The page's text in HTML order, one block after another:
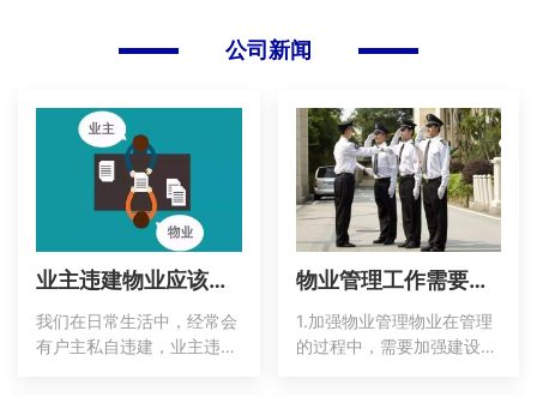
公司新闻
业主违建物业应该怎样来处理呢？
我们在日常生活中，经常会
有户主私自违建，业主违建
物业管理工作需要怎么加强？
1.加强物业管理物业在管理
的过程中，需要加强建设工